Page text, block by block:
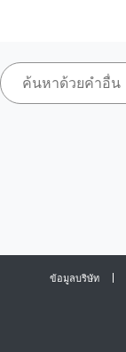
ข้อมูลบริษัท